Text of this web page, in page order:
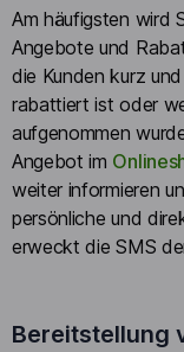
Am häufigsten wird
Angebote und
die Kunden kurz
rabattiert ist oder
aufgenommen
Angebot im
weiter informieren
persönliche und
erweckt die SMS
Bereitstellung